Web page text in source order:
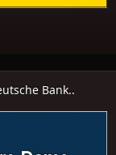
Bank..